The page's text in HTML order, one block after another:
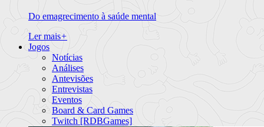
Do emagrecimento à saúde mental
Ler mais+
Jogos
Notícias
Análises
Antevisões
Entrevistas
Eventos
Board & Card Games
Twitch [RDBGames]